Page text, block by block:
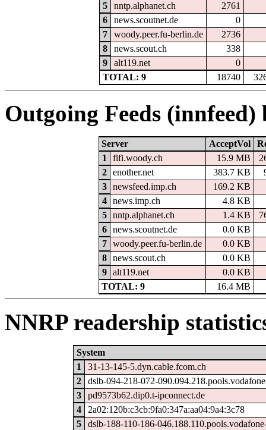
5
nntp.alphanet.ch
2761
6
news.scoutnet.de
0
7
woody.peer.fu-berlin.de
2736
8
news.scout.ch
338
9
alt119.net
0
TOTAL: 9
18740
Outgoing Feeds (innfeed)
Server AcceptVol
1
fifi.woody.ch 15.9 MB
2
enother.net 383.7 KB
3
newsfeed.imp.ch
169.2 KB
4
news.imp.ch
4.8 KB
5
nntp.alphanet.ch 1.4 KB
6
news.scoutnet.de
0.0 KB
7
woody.peer.fu-berlin.de
0.0 KB
8
news.scout.ch
0.0 KB
9
alt119.net
0.0 KB
TOTAL: 9
16.4 MB
NNRP readership
System
1
31-13-145-5.dyn.cable.fcom.ch
2
dslb-094-218-072-
3
pd9573b62.dip0.t-ipconnect.de
4
2a02:120b:c3cb:9fa0:347a:aa04:9a4:3c78
5
dslb-188-110-186-